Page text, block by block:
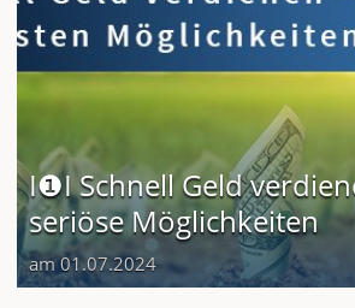
I❶I Schnell Geld
seriöse Möglichkeiten
am 01.07.2024